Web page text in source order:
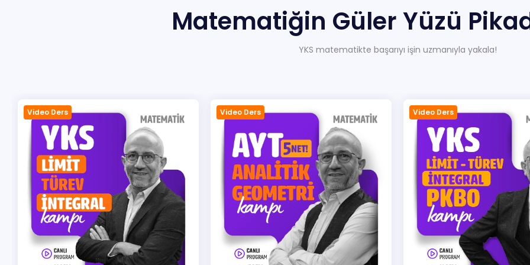
Hakkımızda
Matematiğin GülerYüzü
YKS matematikte başarıyı işin uzmanıyla yakala!
Video Ders Video Ders Video Ders